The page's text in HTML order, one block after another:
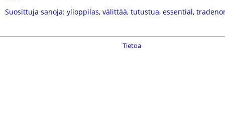
Suosittuja sanoja: ylioppilas, välittää, tutustua, essential,
Tietoa